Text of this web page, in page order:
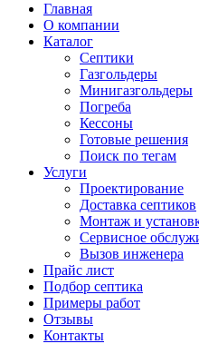
Главная
О компании
Каталог
Септики
Газгольдеры
Минигазгольдеры
Погреба
Кессоны
Готовые решения
Поиск по тегам
Услуги
Проектирование
Доставка септиков
Монтаж и
Сервисное
Вызов инженера
Прайс лист
Подбор септика
Примеры работ
Отзывы
Контакты